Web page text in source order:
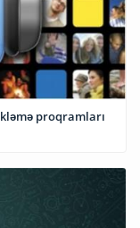
proqramları